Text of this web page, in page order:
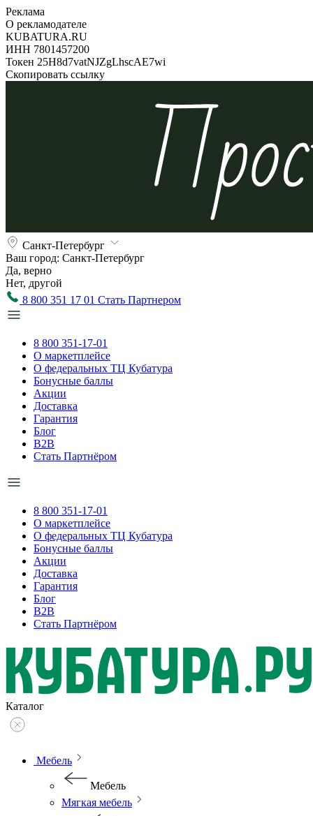
Реклама
О рекламодателе
KUBATURA.RU
ИНН 7801457200
Токен 25H8d7vatNJZgLhscAE7wi
Скопировать ссылку
Санкт-Петербург
Ваш город: Санкт-Петербург
Да, верно
Нет, другой
8 800 351 17 01 Стать Партнером
8 800 351-17-01
О маркетплейсе
О федеральных ТЦ Кубатура
Бонусные баллы
Акции
Доставка
Гарантия
Блог
B2B
Стать Партнёром
8 800 351-17-01
О маркетплейсе
О федеральных ТЦ Кубатура
Бонусные баллы
Акции
Доставка
Гарантия
Блог
B2B
Стать Партнёром
Каталог
Мебель
Мебель
Мягкая мебель